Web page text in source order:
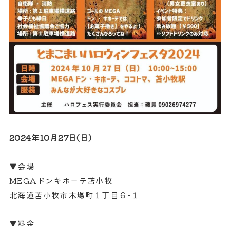
2024年10月27日(日)
▼会場
MEGAドンキホーテ苫小牧
北海道苫小牧市木場町１丁目６−１
▼料金